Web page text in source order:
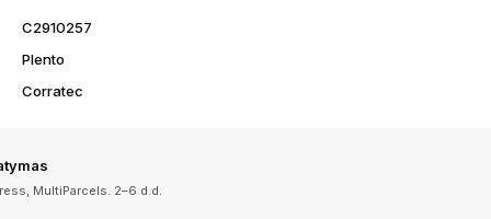
C2910257
Plento
Corratec
MultiParcels. 2–6 d.d.